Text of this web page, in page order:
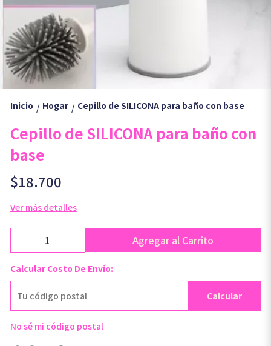
Inicio / Hogar / Cepillo de SILICONA para baño con base
Cepillo de SILICONA para baño con
base
$18.700
Ver más detalles
Agregar al Carrito
Calcular Costo De Envío:
Calcular
No sé mi código postal